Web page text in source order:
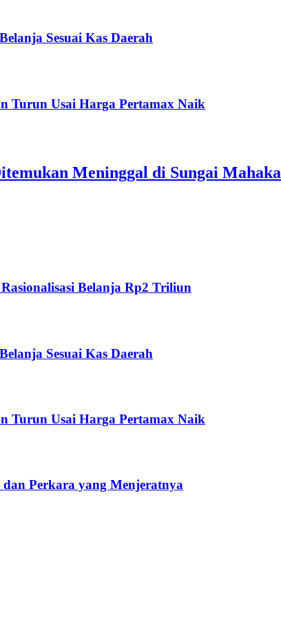
Sesuai Kas Daerah
Turun Usai Harga Pertamax Naik
Meninggal di Sungai
Belanja Rp2 Triliun
Sesuai Kas Daerah
Turun Usai Harga Pertamax Naik
Perkara yang Menjeratnya